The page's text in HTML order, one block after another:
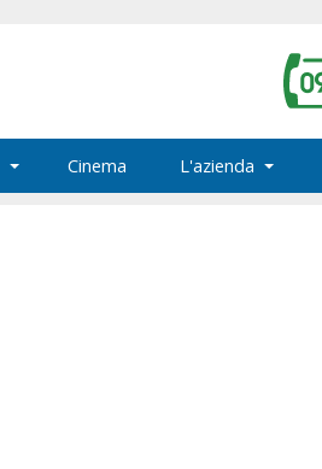
Cinema L'azienda